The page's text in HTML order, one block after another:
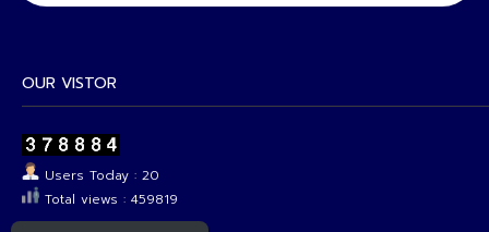
OUR VISTOR
Users Today : 20
Total views : 459819